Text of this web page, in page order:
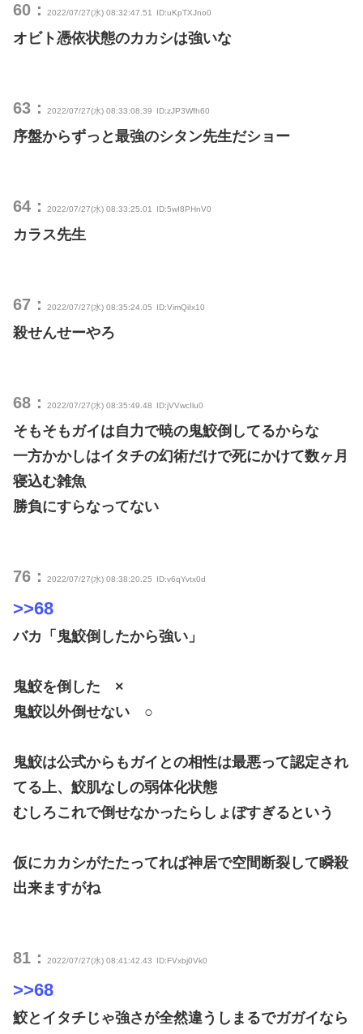
60： 2022/07/27(水) 08:32:47.51 ID:uKpTXJno0
オビト憑依状態のカカシは強いな
63： 2022/07/27(水) 08:33:08.39 ID:zJP3Wfh60
序盤からずっと最強のシタン先生だショー
64： 2022/07/27(水) 08:33:25.01 ID:5wI8PHnV0
カラス先生
67： 2022/07/27(水) 08:35:24.05 ID:VimQiIx10
殺せんせーやろ
68： 2022/07/27(水) 08:35:49.48 ID:jVVwcIlu0
そもそもガイは自力で暁の鬼鮫倒してるからな
一方かかしはイタチの幻術だけで死にかけて数ヶ月
寝込む雑魚
勝負にすらなってない
76： 2022/07/27(水) 08:38:20.25 ID:v6qYvtx0d
>>68
バカ「鬼鮫倒したから強い」
鬼鮫を倒した ×
鬼鮫以外倒せない ○
鬼鮫は公式からもガイとの相性は最悪って認定され
てる上、鮫肌なしの弱体化状態
むしろこれで倒せなかったらしょぼすぎるという
仮にカカシがたたってれば神居で空間断裂して瞬殺
出来ますがね
81： 2022/07/27(水) 08:41:42.43 ID:FVxbj0Vk0
>>68
鮫とイタチじゃ強さが全然違うしまるでガガイなら